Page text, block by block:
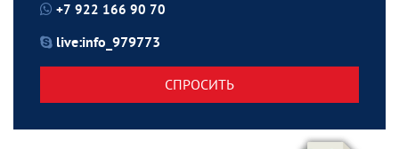
+7 922 166 90 70
live:info_979773
СПРОСИТЬ